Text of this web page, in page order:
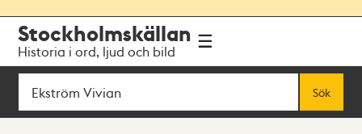
navigationen
huvudinnehållet
Stockholmskällan
Historia i ord, ljud och bild
Sök
Sök